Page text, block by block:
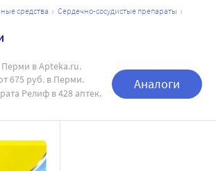
средства
сердечно-сосудистые препараты
в Apteka.ru.
675 руб. в Перми.
Релиф в 428 аптек.
Аналоги